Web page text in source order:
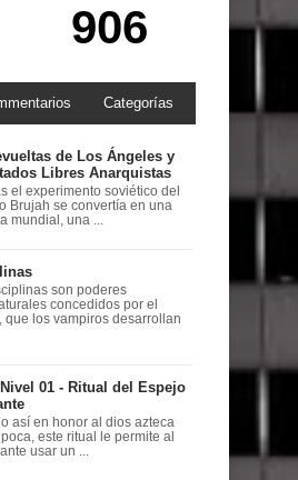
906
Categorías
de Los Ángeles y
Libres Anarquistas
el experimento soviético del
Brujah se convertía en una
mundial, una ...
son poderes
concedidos por el
que los vampiros desarrollan
01 - Ritual del Espejo
así en honor al dios azteca
este ritual le permite al
usar un ...